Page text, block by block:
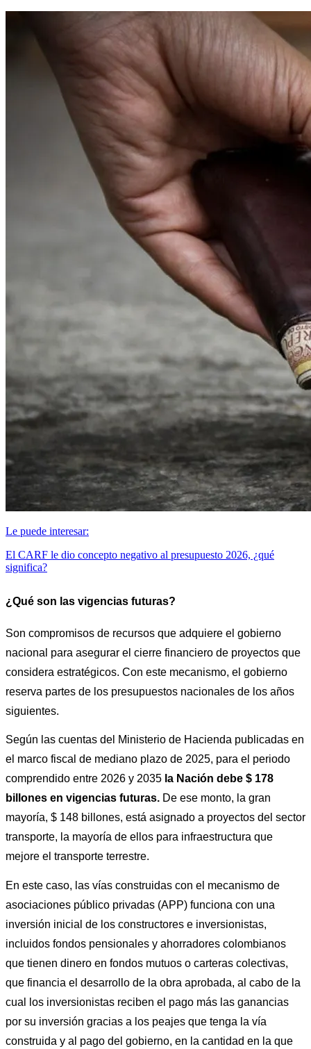
Le puede interesar:
El CARF le dio concepto negativo al presupuesto 2026, ¿qué
significa?
¿Qué son las vigencias futuras?
Son compromisos de recursos que adquiere el gobierno
nacional para asegurar el cierre financiero de proyectos que
considera estratégicos. Con este mecanismo, el gobierno
reserva partes de los presupuestos nacionales de los años
siguientes.
Según las cuentas del Ministerio de Hacienda publicadas en
el marco fiscal de mediano plazo de 2025, para el periodo
comprendido entre 2026 y 2035 la Nación debe $ 178
billones en vigencias futuras. De ese monto, la gran
mayoría, $ 148 billones, está asignado a proyectos del sector
transporte, la mayoría de ellos para infraestructura que
mejore el transporte terrestre.
En este caso, las vías construidas con el mecanismo de
asociaciones público privadas (APP) funciona con una
inversión inicial de los constructores e inversionistas,
incluidos fondos pensionales y ahorradores colombianos
que tienen dinero en fondos mutuos o carteras colectivas,
que financia el desarrollo de la obra aprobada, al cabo de la
cual los inversionistas reciben el pago más las ganancias
por su inversión gracias a los peajes que tenga la vía
construida y al pago del gobierno, en la cantidad en la que